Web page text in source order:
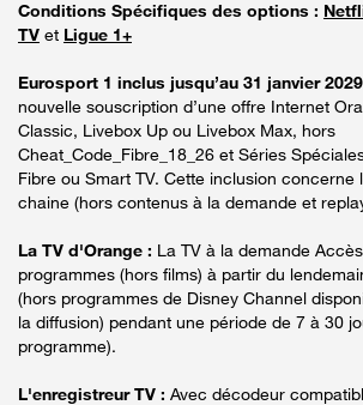
Conditions Spécifiques des options :
TV et Ligue 1+
Eurosport 1 inclus jusqu’au 31 janvier
nouvelle souscription d’une offre Internet
Classic, Livebox Up ou Livebox Max, hors
Cheat_Code_Fibre_18_26 et Séries
Fibre ou Smart TV. Cette inclusion concerne
chaine (hors contenus à la demande et
La TV d'Orange : La TV à la demande
programmes (hors films) à partir du
(hors programmes de Disney Channel
la diffusion) pendant une période de 7 à 30
programme).
L'enregistreur TV : Avec décodeur